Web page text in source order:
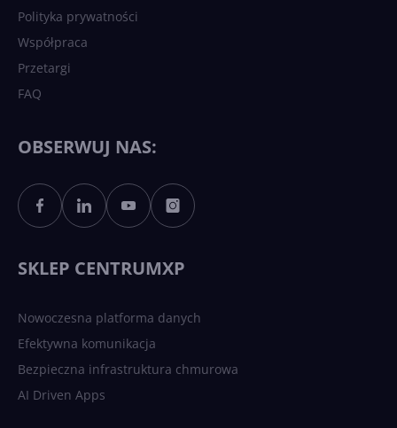
Polityka prywatności
Współpraca
Przetargi
FAQ
OBSERWUJ NAS:
SKLEP CENTRUMXP
Nowoczesna platforma danych
Efektywna komunikacja
Bezpieczna infrastruktura chmurowa
AI Driven Apps